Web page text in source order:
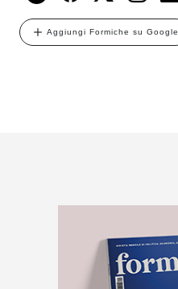
Aggiungi Formiche su Google